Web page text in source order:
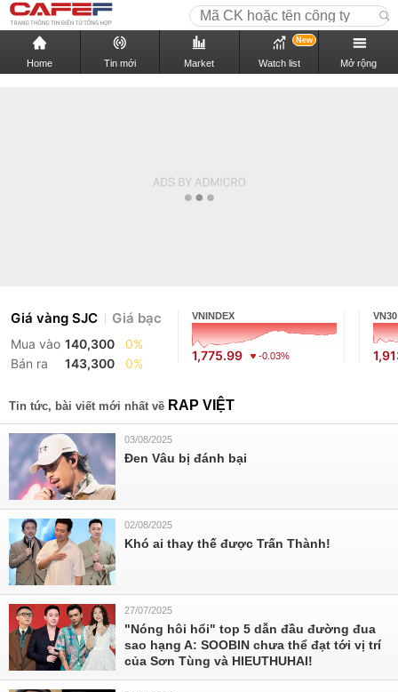
Home Tin mới Market Watch list
New
Mở rộng
Giá vàng SJC Giá bạc
Mua vào 140,300
0%
Bán ra
143,300 0%
VNINDEX
1,775.99 -0.03%
VN30
Tin tức, bài viết mới nhất về RAP VIỆT
03/08/2025
Đen Vâu bị đánh bại
02/08/2025
Khó ai thay thế được Trấn Thành!
27/07/2025
"Nóng hôi hổi" top 5 dẫn đầu đường đua
sao hạng A: SOOBIN chưa thể đạt tới vị trí
của Sơn Tùng và HIEUTHUHAI!